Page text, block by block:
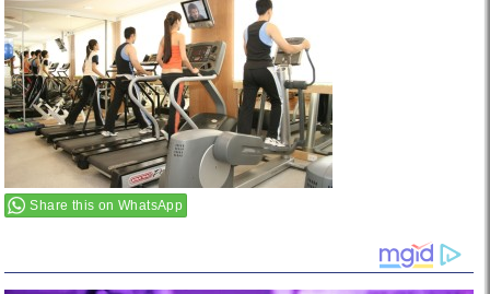
Share this on WhatsApp